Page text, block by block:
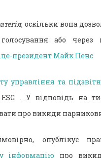
, оскільки вона
або
президент Майк Пенс
управління та
. У відповідь на
про викиди
опублікує
інформацію про